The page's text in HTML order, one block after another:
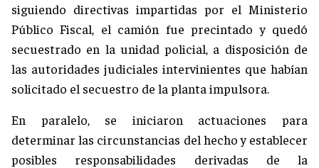
siguiendo directivas impartidas por el Ministerio
Público Fiscal, el camión fue precintado y quedó
secuestrado en la unidad policial, a disposición de
las autoridades judiciales intervinientes que habían
solicitado el secuestro de la planta impulsora.
En paralelo, se iniciaron actuaciones para
determinar las circunstancias del hecho y establecer
posibles responsabilidades derivadas de la